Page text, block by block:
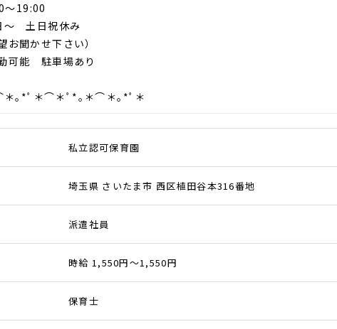
19:00
土日祝休み
お聞かせ下さい）
可能 駐車場あり
｡*ﾟ＊⌒＊ﾟ*｡＊⌒＊｡*ﾟ＊
私立認可保育園
埼玉県 さいたま市 西区植田谷本316番地
派遣社員
時給 1,550円～1,550円
保育士